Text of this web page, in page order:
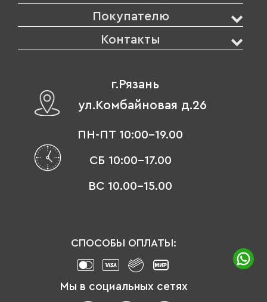
Покупателю
Контакты
г.Рязань
ул.Комбайновая д.26
ПН-ПТ 10:00-19.00
СБ 10:00-17.00
ВС 10.00-15.00
СПОСОБЫ ОПЛАТЫ:
Мы в социальных сетях